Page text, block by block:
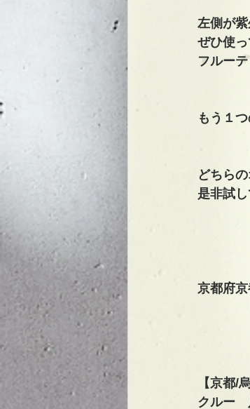
左側が
ぜひ使っ
フルー
もう１
どちら
是非試
京都府京
【京都/
クルー　